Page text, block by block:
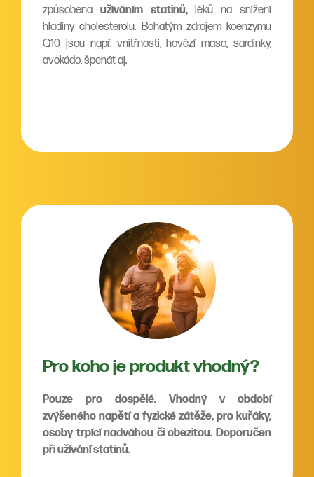
způsobena užíváním statinů,léků na snížení
hladiny cholesterolu. Bohatým zdrojem koenzymu
Q10 jsou např. vnitřnosti, hovězí maso, sardinky,
avokádo, špenát aj.
Pro koho je produkt vhodný?
Pouze pro dospělé. Vhodný v období
zvýšeného napětí a fyzické zátěže, pro kuřáky,
osoby trpící nadváhou či obezitou. Doporučen
při užívání statinů.